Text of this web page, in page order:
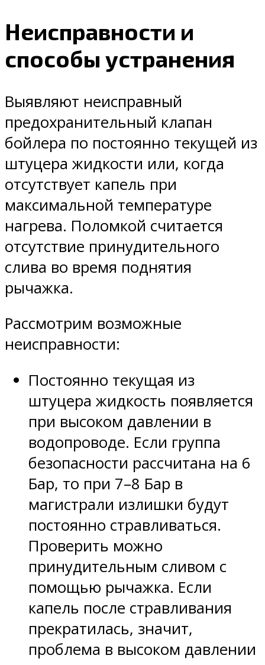
Неисправности и
способы устранения
Выявляют неисправный
предохранительный клапан
бойлера по постоянно текущей из
штуцера жидкости или, когда
отсутствует капель при
максимальной температуре
нагрева. Поломкой считается
отсутствие принудительного
слива во время поднятия
рычажка.
Рассмотрим возможные
неисправности:
Постоянно текущая из
штуцера жидкость появляется
при высоком давлении в
водопроводе. Если группа
безопасности рассчитана на 6
Бар, то при 7–8 Бар в
магистрали излишки будут
постоянно стравливаться.
Проверить можно
принудительным сливом с
помощью рычажка. Если
капель после стравливания
прекратилась, значит,
проблема в высоком давлении